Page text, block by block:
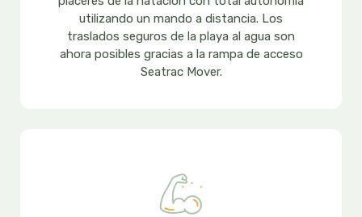
utilizando un mando a distancia. Los
traslados seguros de la playa al agua son
ahora posibles gracias a la rampa de acceso
Seatrac Mover.